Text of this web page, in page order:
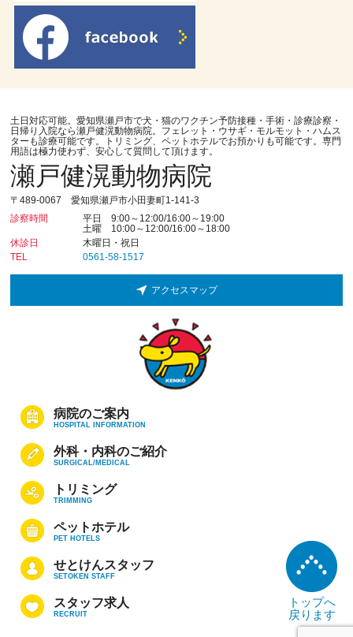
土日対応可能。愛知県瀬戸市で犬・猫のワクチン予防接種・手術・診療診察・
日帰り入院なら瀬戸健滉動物病院。フェレット・ウサギ・モルモット・ハムス
ターも診療可能です。トリミング、ペットホテルでお預かりも可能です。専門
用語は極力使わず、安心して質問して頂けます。
瀬戸健滉動物病院
〒489-0067 愛知県瀬戸市小田妻町1-141-3
診察時間
平日 9:00～12:00/16:00～19:00
土曜 10:00～12:00/16:00～18:00
休診日
木曜日・祝日
TEL
0561-58-1517
アクセスマップ
病院のご案内
HOSPITAL INFORMATION
外科・内科のご紹介
SURGICAL/MEDICAL
トリミング
TRIMMING
ペットホテル
PET HOTELS
せとけんスタッフ
SETOKEN STAFF
スタッフ求人
RECRUIT
トップへ
戻ります